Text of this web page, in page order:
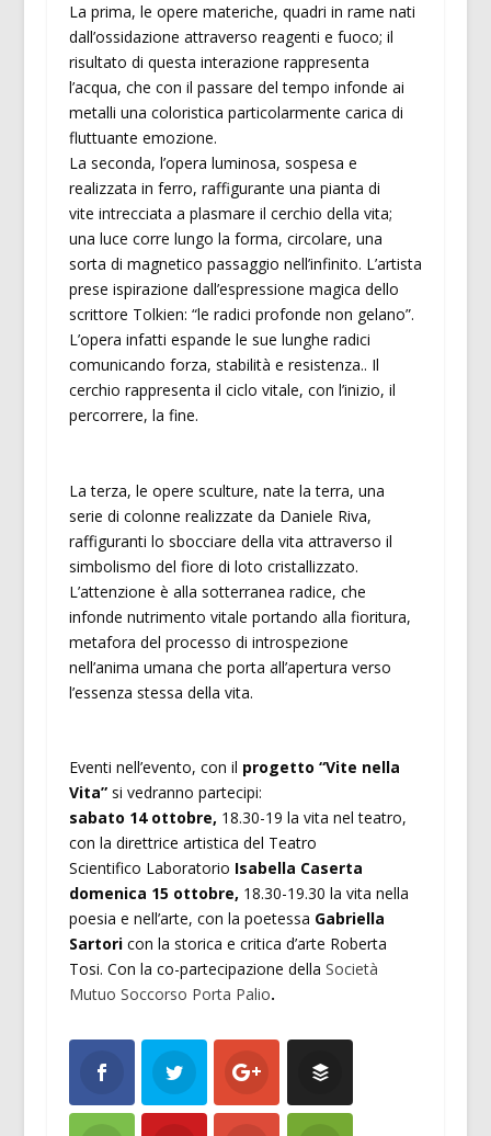
La prima, le opere materiche, quadri in rame nati
dall’ossidazione attraverso reagenti e fuoco; il
risultato di questa interazione rappresenta
l’acqua, che con il passare del tempo infonde ai
metalli una coloristica particolarmente carica di
fluttuante emozione.
La seconda, l’opera luminosa, sospesa e
realizzata in ferro, raffigurante una pianta di
vite intrecciata a plasmare il cerchio della vita;
una luce corre lungo la forma, circolare, una
sorta di magnetico passaggio nell’infinito. L’artista
prese ispirazione dall’espressione magica dello
scrittore Tolkien: “le radici profonde non gelano”.
L’opera infatti espande le sue lunghe radici
comunicando forza, stabilità e resistenza.. Il
cerchio rappresenta il ciclo vitale, con l’inizio, il
percorrere, la fine.
La terza, le opere sculture, nate la terra, una
serie di colonne realizzate da Daniele Riva,
raffiguranti lo sbocciare della vita attraverso il
simbolismo del fiore di loto cristallizzato.
L’attenzione è alla sotterranea radice, che
infonde nutrimento vitale portando alla fioritura,
metafora del processo di introspezione
nell’anima umana che porta all’apertura verso
l’essenza stessa della vita.
Eventi nell’evento, con il progetto “Vite nella
Vita”si vedranno partecipi:
sabato 14 ottobre, 18.30-19 la vita nel teatro,
con la direttrice artistica del Teatro
Scientifico Laboratorio Isabella Caserta
domenica 15 ottobre, 18.30-19.30 la vita nella
poesia e nell’arte, con la poetessa Gabriella
Sartori con la storica e critica d’arte Roberta
Tosi. Con la co-partecipazione della Società
Mutuo Soccorso Porta Palio.